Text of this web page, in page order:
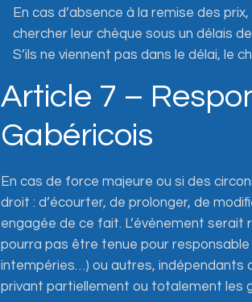
En cas d’absence à la remise des
chercher leur chèque sous un délais
S’ils ne viennent pas dans le délai, le
Article 7 –
Gabéricois
En cas de force majeure ou si des
droit : d’écourter, de prolonger, de
engagée de ce fait. L’évènement
pourra pas être tenue pour
intempéries…) ou autres, indépendants
privant partiellement ou totalement les